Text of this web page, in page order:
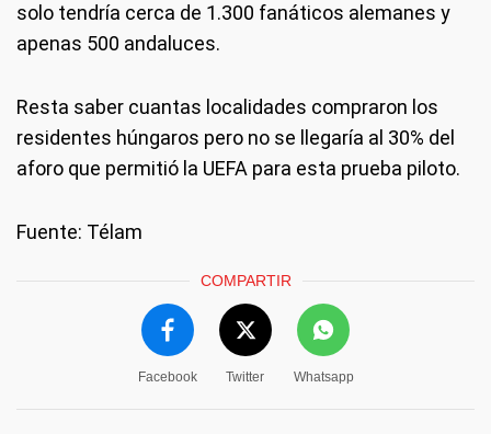
solo tendría cerca de 1.300 fanáticos alemanes y
apenas 500 andaluces.
Resta saber cuantas localidades compraron los
residentes húngaros pero no se llegaría al 30% del
aforo que permitió la UEFA para esta prueba piloto.
Fuente: Télam
COMPARTIR
Facebook Twitter Whatsapp